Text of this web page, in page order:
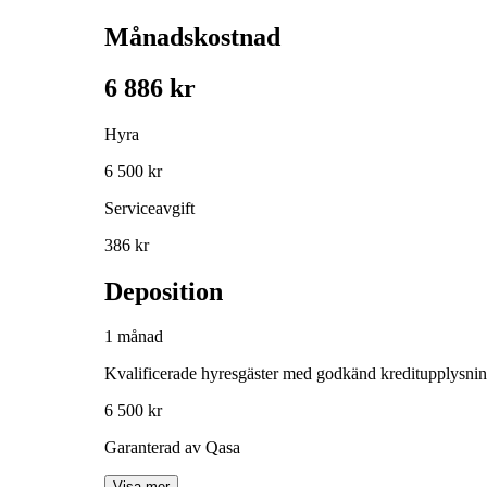
Månadskostnad
6 886 kr
Hyra
6 500 kr
Serviceavgift
386 kr
Deposition
1 månad
Kvalificerade hyresgäster med godkänd
6 500 kr
Garanterad av Qasa